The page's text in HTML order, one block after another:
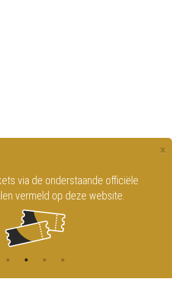
×
via de onderstaande officiële
vermeld op deze website.